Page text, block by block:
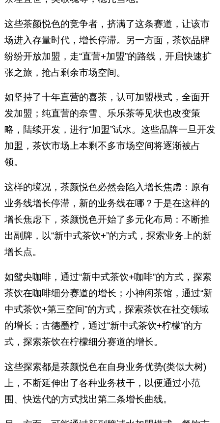
这些茶颜悦色的竞争者，挤满了这条赛道，让该市
场进入存量时代，增长停滞。另一方面，茶饮品牌
纷纷开放加盟，走“直营+加盟”的路线，开启快速扩
张之旅，抢占剩余市场空间。
如坚持了十年直营的喜茶，认可加盟模式，全面开
发加盟；纯直营的奈雪、乐乐茶等见状也改变策
略，陆续开发，进行“加盟”试水。这些品牌一旦开发
加盟，茶饮市场上本剩不多市场空间将逐渐被占
领。
这样的境况，茶颜悦色必然会陷入增长焦虑：原有
业务线增长停滞，新的业务线在哪？于是在这样的
增长焦虑下，茶颜悦色开始了多元化布局：不断推
出副牌，以“新中式茶饮+”的方式，探索业务上的新
增长点。
如鸳央咖啡，通过“新中式茶饮+咖啡”的方式，探索
茶饮在咖啡细分赛道的增长；小神闲茶馆，通过“新
中式茶饮+第三空间”的方式，探索茶饮在社交领域
的增长；古德墨柠，通过“新中式茶饮+柠檬”的方
式，探索茶饮在柠檬细分赛道的增长。
这些探索都是茶颜悦色在自身业务优势(类似大树)
上，不断延伸出了各种业务枝干，以便通过小范
围、快迭代的方式找出第二条增长曲线。